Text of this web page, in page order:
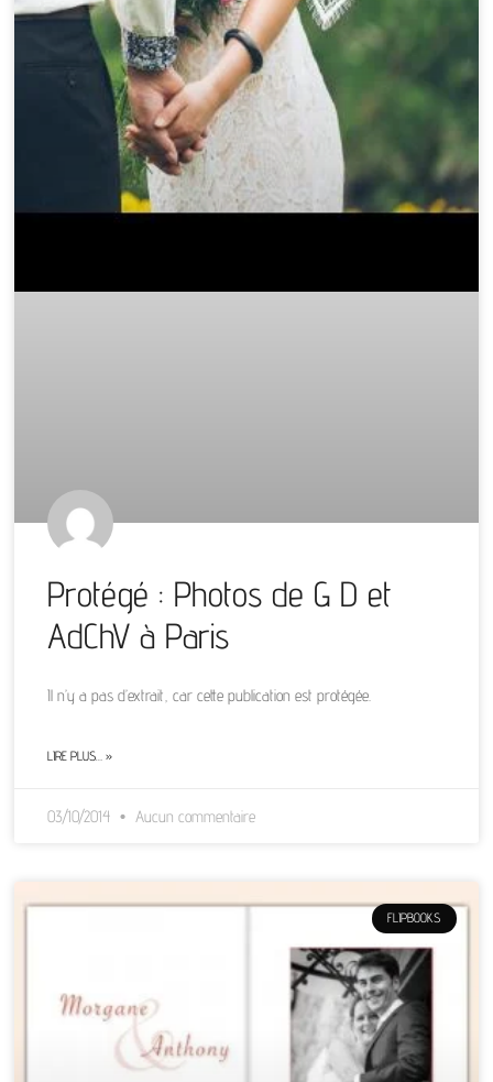
Protégé : Photos de G D et
AdChV à Paris
Il n’y a pas d’extrait, car cette publication est protégée.
LIRE PLUS… »
03/10/2014 Aucun commentaire
FLIPBOOKS